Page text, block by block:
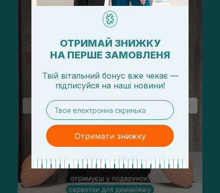
ОТРИМАЙ ЗНИЖКУ
НА ПЕРШЕ ЗАМОВЛЕНЯ
Твій вітальний бонус вже чекає —
підписуйся на наші новини!
email
Отримати знижку